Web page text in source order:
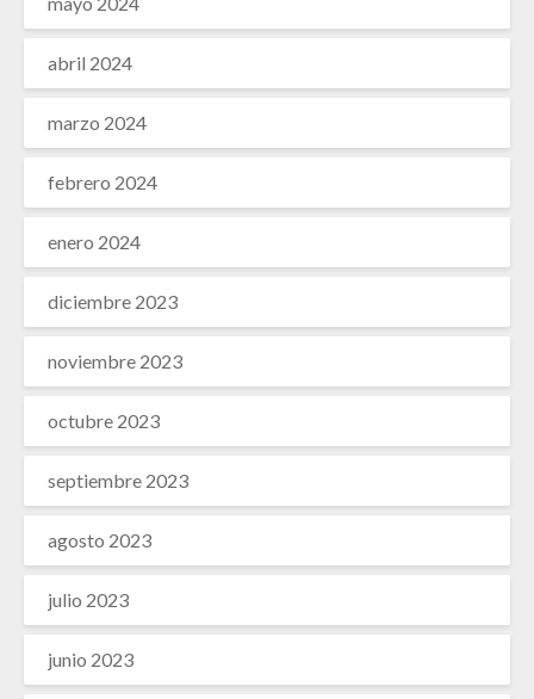
abril 2024
marzo 2024
febrero 2024
enero 2024
diciembre 2023
noviembre 2023
octubre 2023
septiembre 2023
agosto 2023
julio 2023
junio 2023